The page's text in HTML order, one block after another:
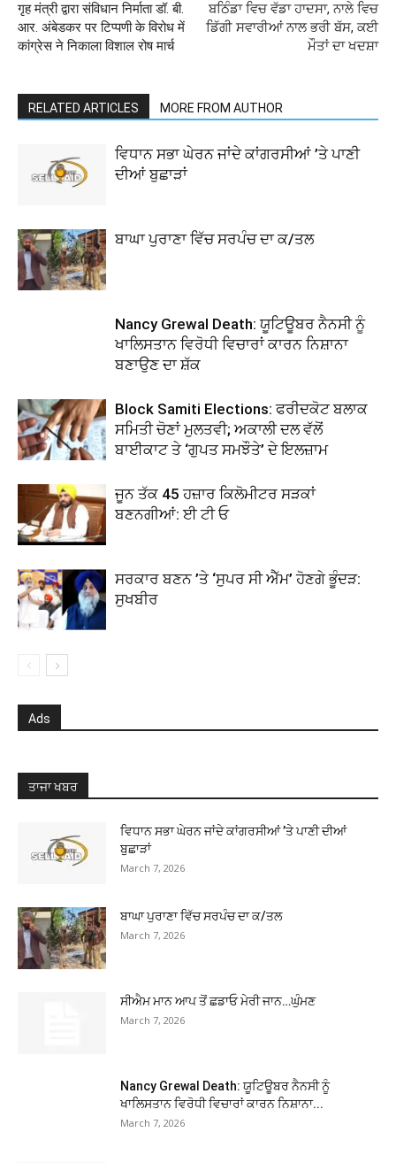
गृह मंत्री द्वारा संविधान निर्माता डॉ. बी.
आर. अंबेडकर पर टिप्पणी के विरोध में
कांग्रेस ने निकाला विशाल रोष मार्च
ਬਠਿੰਡਾ ਵਿਚ ਵੱਡਾ ਹਾਦਸਾ, ਨਾਲੇ ਵਿਚ
ਡਿੱਗੀ ਸਵਾਰੀਆਂ ਨਾਲ ਭਰੀ ਬੱਸ, ਕਈ
ਮੌਤਾਂ ਦਾ ਖਦਸ਼ਾ
RELATED ARTICLES MORE FROM AUTHOR
ਵਿਧਾਨ ਸਭਾ ਘੇਰਨ ਜਾਂਦੇ ਕਾਂਗਰਸੀਆਂ ’ਤੇ ਪਾਣੀ
ਦੀਆਂ ਬੁਛਾੜਾਂ
ਬਾਘਾ ਪੁਰਾਣਾ ਵਿੱਚ ਸਰਪੰਚ ਦਾ ਕ/ਤਲ
Nancy Grewal Death: ਯੂਟਿਊਬਰ ਨੈਨਸੀ ਨੂੰ
ਖਾਲਿਸਤਾਨ ਵਿਰੋਧੀ ਵਿਚਾਰਾਂ ਕਾਰਨ ਨਿਸ਼ਾਨਾ
ਬਣਾਉਣ ਦਾ ਸ਼ੱਕ
Block Samiti Elections: ਫਰੀਦਕੋਟ ਬਲਾਕ
ਸਮਿਤੀ ਚੋਣਾਂ ਮੁਲਤਵੀ; ਅਕਾਲੀ ਦਲ ਵੱਲੋਂ
ਬਾਈਕਾਟ ਤੇ ‘ਗੁਪਤ ਸਮਝੌਤੇ’ ਦੇ ਇਲਜ਼ਾਮ
ਜੂਨ ਤੱਕ 45 ਹਜ਼ਾਰ ਕਿਲੋਮੀਟਰ ਸੜਕਾਂ
ਬਣਨਗੀਆਂ: ਈ ਟੀ ਓ
ਸਰਕਾਰ ਬਣਨ ’ਤੇ ‘ਸੁਪਰ ਸੀ ਐੱਮ’ ਹੋਣਗੇ ਭੂੰਦੜ:
ਸੁਖਬੀਰ
Ads
ਤਾਜਾ ਖਬਰ
ਵਿਧਾਨ ਸਭਾ ਘੇਰਨ ਜਾਂਦੇ ਕਾਂਗਰਸੀਆਂ ’ਤੇ ਪਾਣੀ ਦੀਆਂ
ਬੁਛਾੜਾਂ
March 7, 2026
ਬਾਘਾ ਪੁਰਾਣਾ ਵਿੱਚ ਸਰਪੰਚ ਦਾ ਕ/ਤਲ
March 7, 2026
ਸੀਐਮ ਮਾਨ ਆਪ ਤੋਂ ਛਡਾਓ ਮੇਰੀ ਜਾਨ…ਘੁੰਮਣ
March 7, 2026
Nancy Grewal Death: ਯੂਟਿਊਬਰ ਨੈਨਸੀ ਨੂੰ
ਖਾਲਿਸਤਾਨ ਵਿਰੋਧੀ ਵਿਚਾਰਾਂ ਕਾਰਨ ਨਿਸ਼ਾਨਾ...
March 7, 2026